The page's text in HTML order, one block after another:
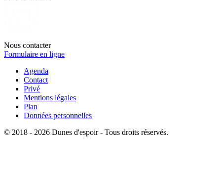
Nous contacter
Formulaire en ligne
Agenda
Contact
Privé
Mentions légales
Plan
Données personnelles
© 2018 - 2026 Dunes d'espoir - Tous droits réservés.